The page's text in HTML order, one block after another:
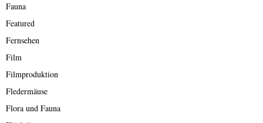
Fauna
Featured
Fernsehen
Film
Filmproduktion
Fledermäuse
Flora und Fauna